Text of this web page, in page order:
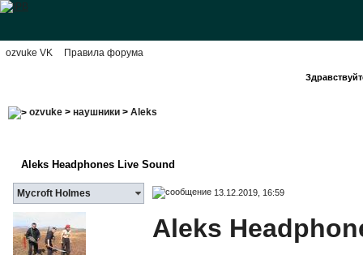
ozvuke VK Правила форума
ozvuke> наушники> Aleks
Aleks Headphones Live Sound
Mycroft Holmes 13.12.2019, 16:59
Aleks